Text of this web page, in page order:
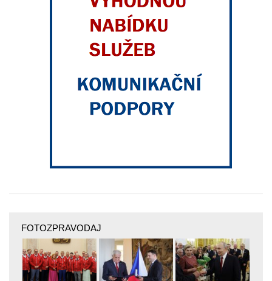
FOTOZPRAVODAJ